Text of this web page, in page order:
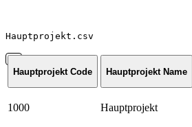
Hauptprojekt.csv
Hauptprojekt Code Hauptprojekt Name
1000 Hauptprojekt